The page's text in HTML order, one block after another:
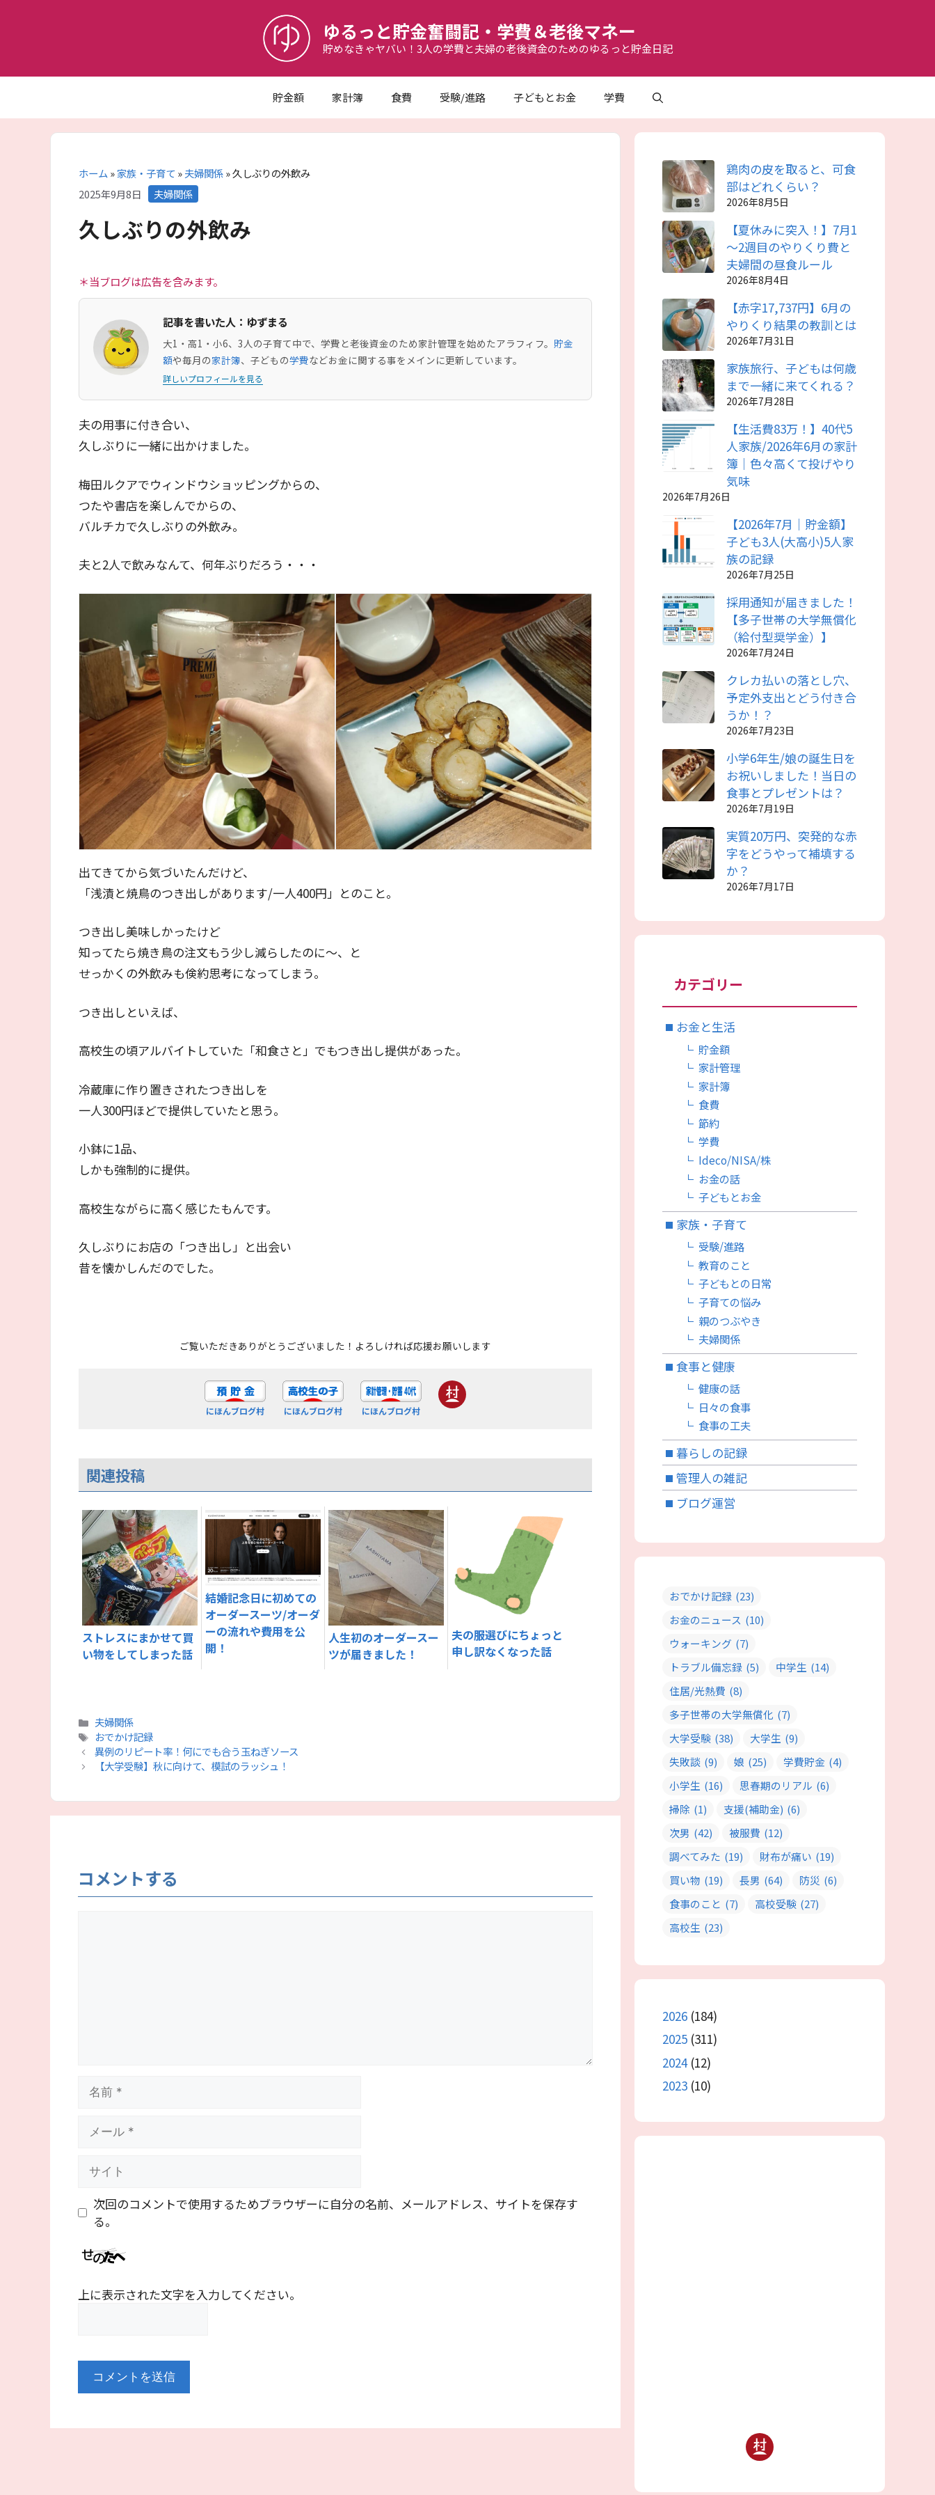
ツ
ゆるっと貯金奮闘記・学費＆老後マネー
貯めなきゃヤバい！3人の学費と夫婦の老後資金のためのゆるっと貯金日記
貯金額 家計簿 食費 受験/進路 子どもとお金 学費
ホーム»家族・子育て»夫婦関係»久しぶりの外飲み
2025年9月8日 カ
テ
ゴ
リ
夫婦関係
久しぶりの外飲み
＊当ブログは広告を含みます。
記事を書いた人：ゆずまる
大1・高1・小6、3人の子育て中で、学費と老後資金のため家計管理を始めたアラフィフ。 貯金
額や毎月の家計簿、子どもの学費などお金に関する事をメインに更新しています。
詳しいプロフィールを見る
夫の用事に付き合い、
久しぶりに一緒に出かけました。
梅田ルクアでウィンドウショッピングからの、
つたや書店を楽しんでからの、
バルチカで久しぶりの外飲み。
夫と2人で飲みなんて、何年ぶりだろう・・・
出てきてから気づいたんだけど、
「浅漬と焼鳥のつき出しがあります/一人400円」とのこと。
つき出し美味しかったけど
知ってたら焼き鳥の注文もう少し減らしたのに～、と
せっかくの外飲みも倹約思考になってしまう。
つき出しといえば、
高校生の頃アルバイトしていた「和食さと」でもつき出し提供があった。
冷蔵庫に作り置きされたつき出しを
一人300円ほどで提供していたと思う。
小鉢に1品、
しかも強制的に提供。
高校生ながらに高く感じたもんです。
久しぶりにお店の「つき出し」と出会い
昔を懐かしんだのでした。
ご覧いただきありがとうございました！よろしければ応援お願いします
にほんブログ村 にほんブログ村 にほんブログ村
関連投稿
ストレスにまかせて買
い物をしてしまった話
結婚記念日に初めての
オーダースーツ/オーダ
ーの流れや費用を公
開！
人生初のオーダースー
ツが届きました！
夫の服選びにちょっと
申し訳なくなった話
カ
テ
ゴ
リ
夫婦関係
タ
グ
おでかけ記録
異例のリピート率！何にでも合う玉ねぎソース
【大学受験】秋に向けて、模試のラッシュ！
コメントする
次回のコメントで使用するためブラウザーに自分の名前、メールアドレス、サイトを保存す
る。
上に表示された文字を入力してください。
鶏肉の皮を取ると、可食
部はどれくらい？
2026年8月5日
【夏休みに突入！】7月1
～2週目のやりくり費と
夫婦間の昼食ルール
2026年8月4日
【赤字17,737円】6月の
やりくり結果の教訓とは
2026年7月31日
家族旅行、子どもは何歳
まで一緒に来てくれる？
2026年7月28日
【生活費83万！】40代5
人家族/2026年6月の家計
簿｜色々高くて投げやり
気味
2026年7月26日
【2026年7月｜貯金額】
子ども3人(大高小)5人家
族の記録
2026年7月25日
採用通知が届きました！
【多子世帯の大学無償化
（給付型奨学金）】
2026年7月24日
クレカ払いの落とし穴、
予定外支出とどう付き合
うか！？
2026年7月23日
小学6年生/娘の誕生日を
お祝いしました！当日の
食事とプレゼントは？
2026年7月19日
実質20万円、突発的な赤
字をどうやって補填する
か？
2026年7月17日
カテゴリー
お金と生活
貯金額
家計管理
家計簿
食費
節約
学費
Ideco/NISA/株
お金の話
子どもとお金
家族・子育て
受験/進路
教育のこと
子どもとの日常
子育ての悩み
親のつぶやき
夫婦関係
食事と健康
健康の話
日々の食事
食事の工夫
暮らしの記録
管理人の雑記
ブログ運営
おでかけ記録 (23)
お金のニュース (10)
ウォーキング (7)
トラブル備忘録 (5) 中学生 (14)
住居/光熱費 (8)
多子世帯の大学無償化 (7)
大学受験 (38) 大学生 (9)
失敗談 (9) 娘 (25) 学費貯金 (4)
小学生 (16) 思春期のリアル (6)
掃除 (1) 支援(補助金) (6)
次男 (42) 被服費 (12)
調べてみた (19) 財布が痛い (19)
買い物 (19) 長男 (64) 防災 (6)
食事のこと (7) 高校受験 (27)
高校生 (23)
2026 (184)
2025 (311)
2024(12)
2023 (10)